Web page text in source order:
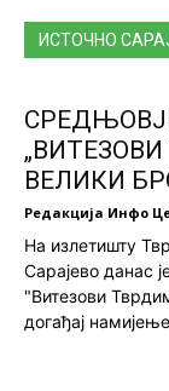
ИСТОЧНО
ВЕЛИКИ
Редакција Инфо
На излетишту
Сарајево данас
"Витезови
догађај